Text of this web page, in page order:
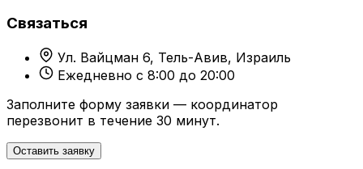
Связаться
Ул. Вайцман 6, Тель-Авив, Израиль
Ежедневно с 8:00 до 20:00
Заполните форму заявки — координатор
перезвонит в течение 30 минут.
Оставить заявку